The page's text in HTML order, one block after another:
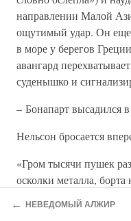
направлении Малой
ощутимый удар. Он еще
в море у берегов
авангард
суденышко и
– Бонапарт высадился
Нельсон бросается
«Гром тысячи пушек
осколки металла,
ударов ядер, слышатся
крики «ура»
← НЕВЕДОМЫЙ АЛЖИР